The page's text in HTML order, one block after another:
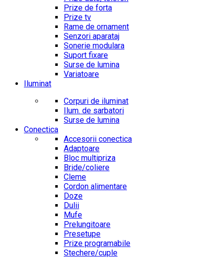
Prize de forta
Prize tv
Rame de ornament
Senzori aparataj
Sonerie modulara
Suport fixare
Surse de lumina
Variatoare
Iluminat
Corpuri de iluminat
Ilum. de sarbatori
Surse de lumina
Conectica
Accesorii conectica
Adaptoare
Bloc multipriza
Bride/coliere
Cleme
Cordon alimentare
Doze
Dulii
Mufe
Prelungitoare
Presetupe
Prize programabile
Stechere/cuple